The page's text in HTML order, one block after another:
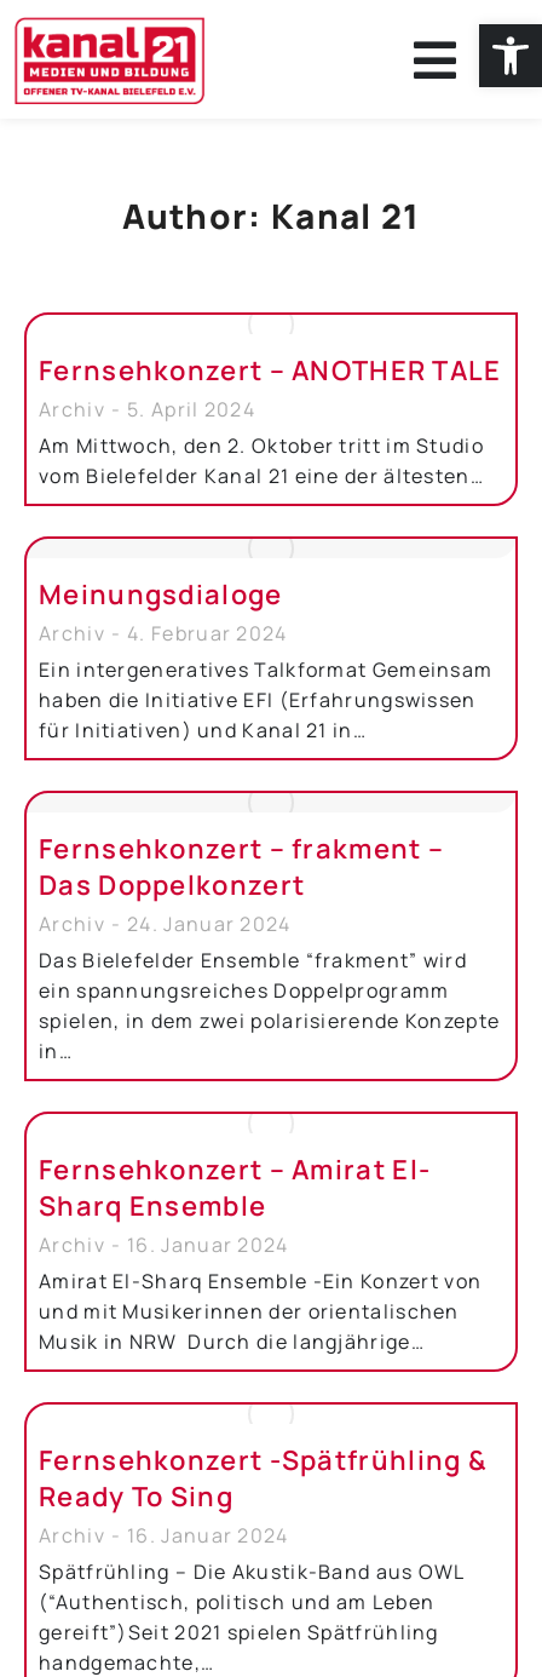
Author: Kanal 21
Fernsehkonzert – ANOTHER TALE
Archiv
5. April 2024
Am Mittwoch, den 2. Oktober tritt im Studio
vom Bielefelder Kanal 21 eine der ältesten…
Meinungsdialoge
Archiv
4. Februar 2024
Ein intergeneratives Talkformat Gemeinsam
haben die Initiative EFI (Erfahrungswissen
für Initiativen) und Kanal 21 in…
Fernsehkonzert – frakment –
Das Doppelkonzert
Archiv
24. Januar 2024
Das Bielefelder Ensemble “frakment” wird
ein spannungsreiches Doppelprogramm
spielen, in dem zwei polarisierende Konzepte
in…
Fernsehkonzert – Amirat El-
Sharq Ensemble
Archiv
16. Januar 2024
Amirat El-Sharq Ensemble -Ein Konzert von
und mit Musikerinnen der orientalischen
Musik in NRW Durch die langjährige…
Fernsehkonzert -Spätfrühling &
Ready To Sing
Archiv
16. Januar 2024
Spätfrühling – Die Akustik-Band aus OWL
(“Authentisch, politisch und am Leben
gereift”)Seit 2021 spielen Spätfrühling
handgemachte,…